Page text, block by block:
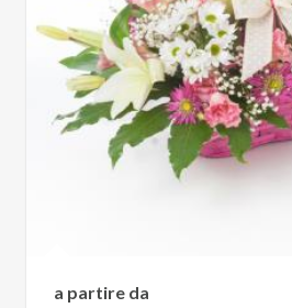
a partire da